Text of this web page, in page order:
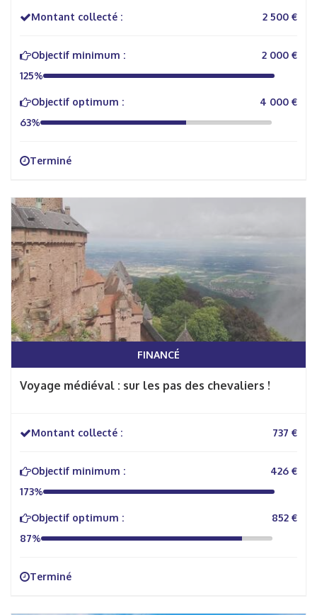
Montant collecté : 2 500 €
Objectif minimum :
2 000 €
125%
Objectif optimum :
4 000 €
63%
Terminé
FINANCÉ
Voyage médiéval : sur les pas des chevaliers !
Montant collecté : 737 €
Objectif minimum :
426 €
173%
Objectif optimum :
852 €
87%
Terminé